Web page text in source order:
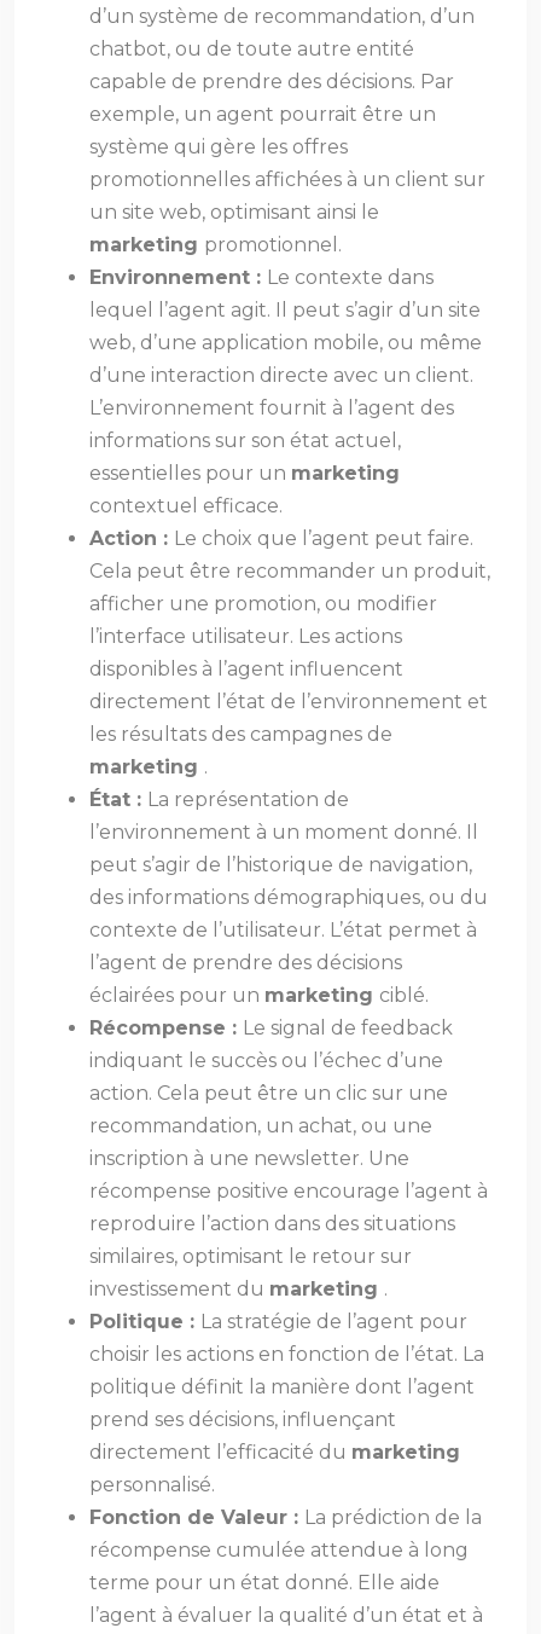
d’un système de recommandation, d’un
chatbot, ou de toute autre entité
capable de prendre des décisions. Par
exemple, un agent pourrait être un
système qui gère les offres
promotionnelles affichées à un client sur
un site web, optimisant ainsi le
marketing promotionnel.
Environnement : Le contexte dans
lequel l’agent agit. Il peut s’agir d’un site
web, d’une application mobile, ou même
d’une interaction directe avec un client.
L’environnement fournit à l’agent des
informations sur son état actuel,
essentielles pour un marketing
contextuel efficace.
Action : Le choix que l’agent peut faire.
Cela peut être recommander un produit,
afficher une promotion, ou modifier
l’interface utilisateur. Les actions
disponibles à l’agent influencent
directement l’état de l’environnement et
les résultats des campagnes de
marketing .
État : La représentation de
l’environnement à un moment donné. Il
peut s’agir de l’historique de navigation,
des informations démographiques, ou du
contexte de l’utilisateur. L’état permet à
l’agent de prendre des décisions
éclairées pour un marketing ciblé.
Récompense : Le signal de feedback
indiquant le succès ou l’échec d’une
action. Cela peut être un clic sur une
recommandation, un achat, ou une
inscription à une newsletter. Une
récompense positive encourage l’agent à
reproduire l’action dans des situations
similaires, optimisant le retour sur
investissement du marketing .
Politique : La stratégie de l’agent pour
choisir les actions en fonction de l’état. La
politique définit la manière dont l’agent
prend ses décisions, influençant
directement l’efficacité du marketing
personnalisé.
Fonction de Valeur : La prédiction de la
récompense cumulée attendue à long
terme pour un état donné. Elle aide
l’agent à évaluer la qualité d’un état et à